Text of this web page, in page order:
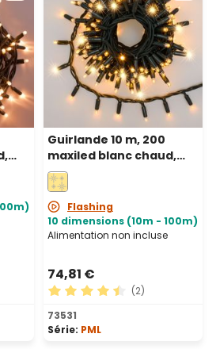
5 étoiles
Guirlande 10 m, 200
maxiled blanc chaud,
câble vert,
prolongeable, IP67
Flashing
10 dimensions (10m - 100m)
Alimentation non incluse
74,81 €
Note moyenne de 4.5 sur
(2)
73531
Série: PML